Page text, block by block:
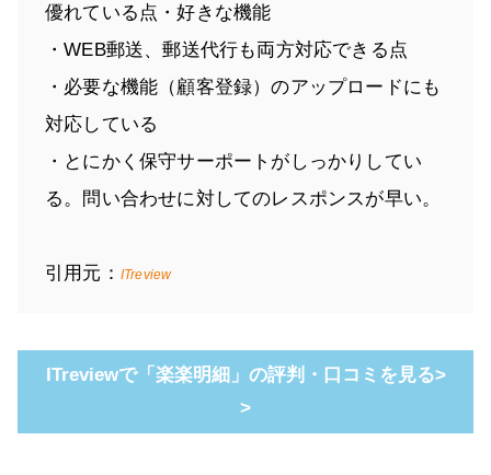
優れている点・好きな機能
・WEB郵送、郵送代行も両方対応できる点
・必要な機能（顧客登録）のアップロードにも
対応している
・とにかく保守サーポートがしっかりしてい
る。問い合わせに対してのレスポンスが早い。
引用元： ITreview
ITreviewで「楽楽明細」の評判・口コミを見る>
>